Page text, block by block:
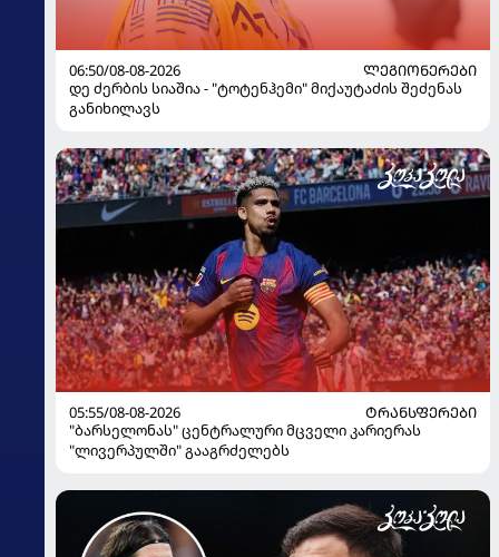
06:50/08-08-2026
ᲚᲔᲒᲘᲝᲜᲔᲠᲔᲑᲘ
დე ძერბის სიაშია - "ტოტენჰემი" მიქაუტაძის შეძენას
განიხილავს
05:55/08-08-2026
ᲢᲠᲐᲜᲡᲤᲔᲠᲔᲑᲘ
"ბარსელონას" ცენტრალური მცველი კარიერას
"ლივერპულში" გააგრძელებს